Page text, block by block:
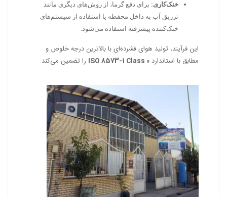
خنک‌کاری: برای دفع گرما، از روش‌های دیگری مانند
تزریق آب به داخل محفظه یا استفاده از سیستم‌های
خنک‌کننده پیشرفته استفاده می‌شود.
این فرآیند، تولید هوای فشرده‌ای با بالاترین درجه خلوص و
مطابق با استاندارد ISO 8573-1 Class 0 را تضمین می‌کند.